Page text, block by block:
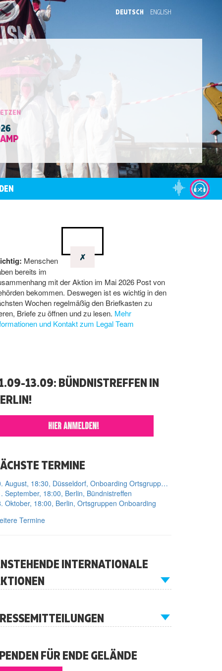
DEUTSCH ENGLISH
✗
Menschen
bereits im
mit der Aktion im Mai 2026 Post von
bekommen. Deswegen ist es wichtig in den
Wochen regelmäßig den Briefkasten zu
Briefe zu öffnen und zu lesen. Mehr
und Kontakt zum Legal Team
13.09: BÜNDNISTREFFEN IN
HIER ANMELDEN!
TERMINE
10. August, 18:30, Düsseldorf, Onboarding Ortsgruppe Düsseldorf
September, 18:00, Berlin, Bündnistreffen
Oktober, 18:00, Berlin, Ortsgruppen Onboarding
Termine
INTERNATIONALE
FÜR ENDE GELÄNDE